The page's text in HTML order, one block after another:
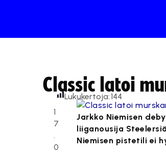
Classic latoi
1
7
.
0
Lukukertoja:144
Jarkko Niemisen
liiganousija
Niemisen pistetili ei